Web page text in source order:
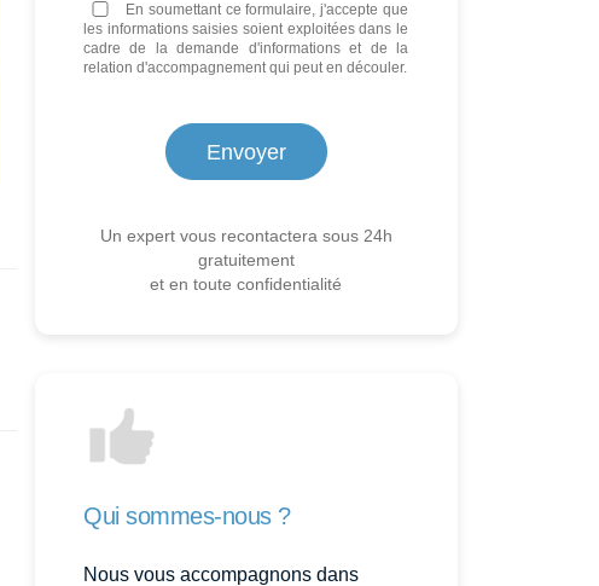
En soumettant ce formulaire, j'accepte que
les informations saisies soient exploitées dans le
cadre de la demande d'informations et de la
relation d'accompagnement qui peut en découler.
Un expert vous recontactera sous 24h
gratuitement
et en toute confidentialité
Qui sommes-nous ?
Nous vous accompagnons dans